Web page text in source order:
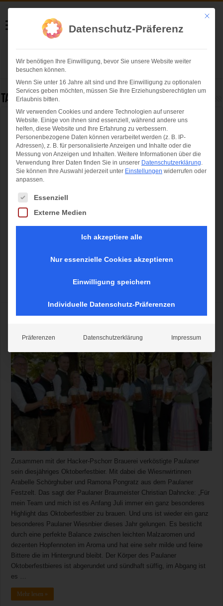
Helmut Swoboda
Fotografie
Herzlich willkommen
Tag Archives:
Hacker-Pschorr und Paulaner
Wiesnbierprobe 2024
Wiesnbierprobe 2019: Paulaner und Hacker-
Zusammen mit der Hacker-Pschorr Brauerei verköstigte Paulaner
sein diesjähriges Oktoberfestbier. Mit dabei die Wiesnwirtinnen
Arabelle Schörghuber und Ramona Pongratz aus dem Paulaner
Festzelt. Das sagt der Paulaner Braumeister Christian Dahncke: „Für
mein Team und mich ist es Anfang Juli immer ein ganz besonderes
Highlight das Oktoberfestbier zu brauen. Und uns ist wieder ein ganz
besonderes Paulaner Wiesnbier dieses Jahr gelungen. Es besticht
durch eine perfekte Balance zwischen leichten Malzaromen und
dezenten Hopfennoten im Aroma und hat eine sehr milde und feine
Bittere die im Hintergrund bleibt. Der Körper des Paulaner
Oktoberfestbieres ist abgerundet und sündhaft süffig, im Abgang ist
es …
Mehr lesen »
Mit
Datenschutz-Präferenz
Wir benötigen Ihre Einwilligung, bevor Sie unsere Website weiter
besuchen können.
Wenn Sie unter 16 Jahre alt sind und Ihre Einwilligung zu optionalen
Services geben möchten, müssen Sie Ihre Erziehungsberechtigten um
Erlaubnis bitten.
Wir verwenden Cookies und andere Technologien auf unserer
Website. Einige von ihnen sind essenziell, während andere uns
helfen, diese Website und Ihre Erfahrung zu verbessern.
Personenbezogene Daten können verarbeitet werden (z. B. IP-
Adressen), z. B. für personalisierte Anzeigen und Inhalte oder die
Messung von Anzeigen und Inhalten. Weitere Informationen über die
Verwendung Ihrer Daten finden Sie in unserer Datenschutzerklärung.
Sie können Ihre Auswahl jederzeit unter Einstellungen widerrufen oder
anpassen.
Es folgt eine Liste der Service-Gruppen, für die eine Einwilligung
Essenziell
Externe Medien
Ich akzeptiere alle
Nur essenzielle Cookies akzeptieren
Einwilligung speichern
Individuelle Datenschutz-Präferenzen
Präferenzen Datenschutzerklärung Impressum